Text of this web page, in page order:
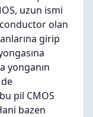
uzun ismi
olan
girip
yonganın
pil CMOS
bazen